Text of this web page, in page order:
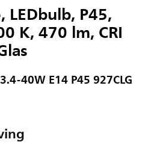
LEDbulb, P45,
K, 470 lm, CRI
40W E14 P45 927CLG